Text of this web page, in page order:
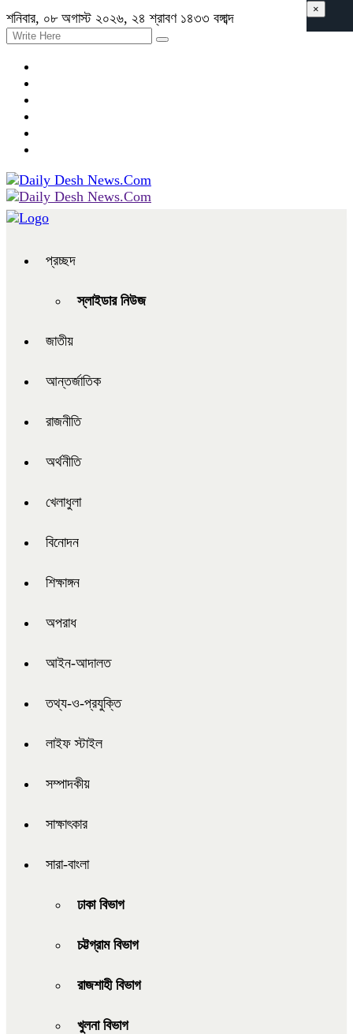
শনিবার, ০৮ অগাস্ট ২০২৬, ২৪ শ্রাবণ ১৪৩৩ বঙ্গাব্দ
প্রচ্ছদ
স্লাইডার নিউজ
জাতীয়
আন্তর্জাতিক
রাজনীতি
অর্থনীতি
খেলাধুলা
বিনোদন
শিক্ষাঙ্গন
অপরাধ
আইন-আদালত
তথ্য-ও-প্রযুক্তি
লাইফ স্টাইল
সম্পাদকীয়
সাক্ষাৎকার
সারা-বাংলা
ঢাকা বিভাগ
চট্টগ্রাম বিভাগ
রাজশাহী বিভাগ
খুলনা বিভাগ
×